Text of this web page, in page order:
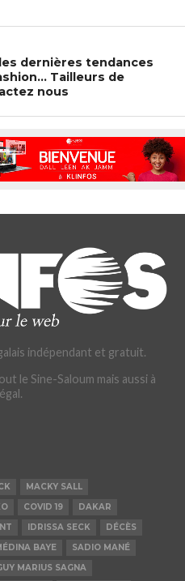
dernières tendances
Tailleurs de
nous
indépendant et gratuit.
le Sine-Saloum mais aussi à
MACKY SALL
COVID 19
DAKAR
IDRISSA SECK
DÉCÈS
BAYE
SADIO MANÉ
MARIUS SAGNA